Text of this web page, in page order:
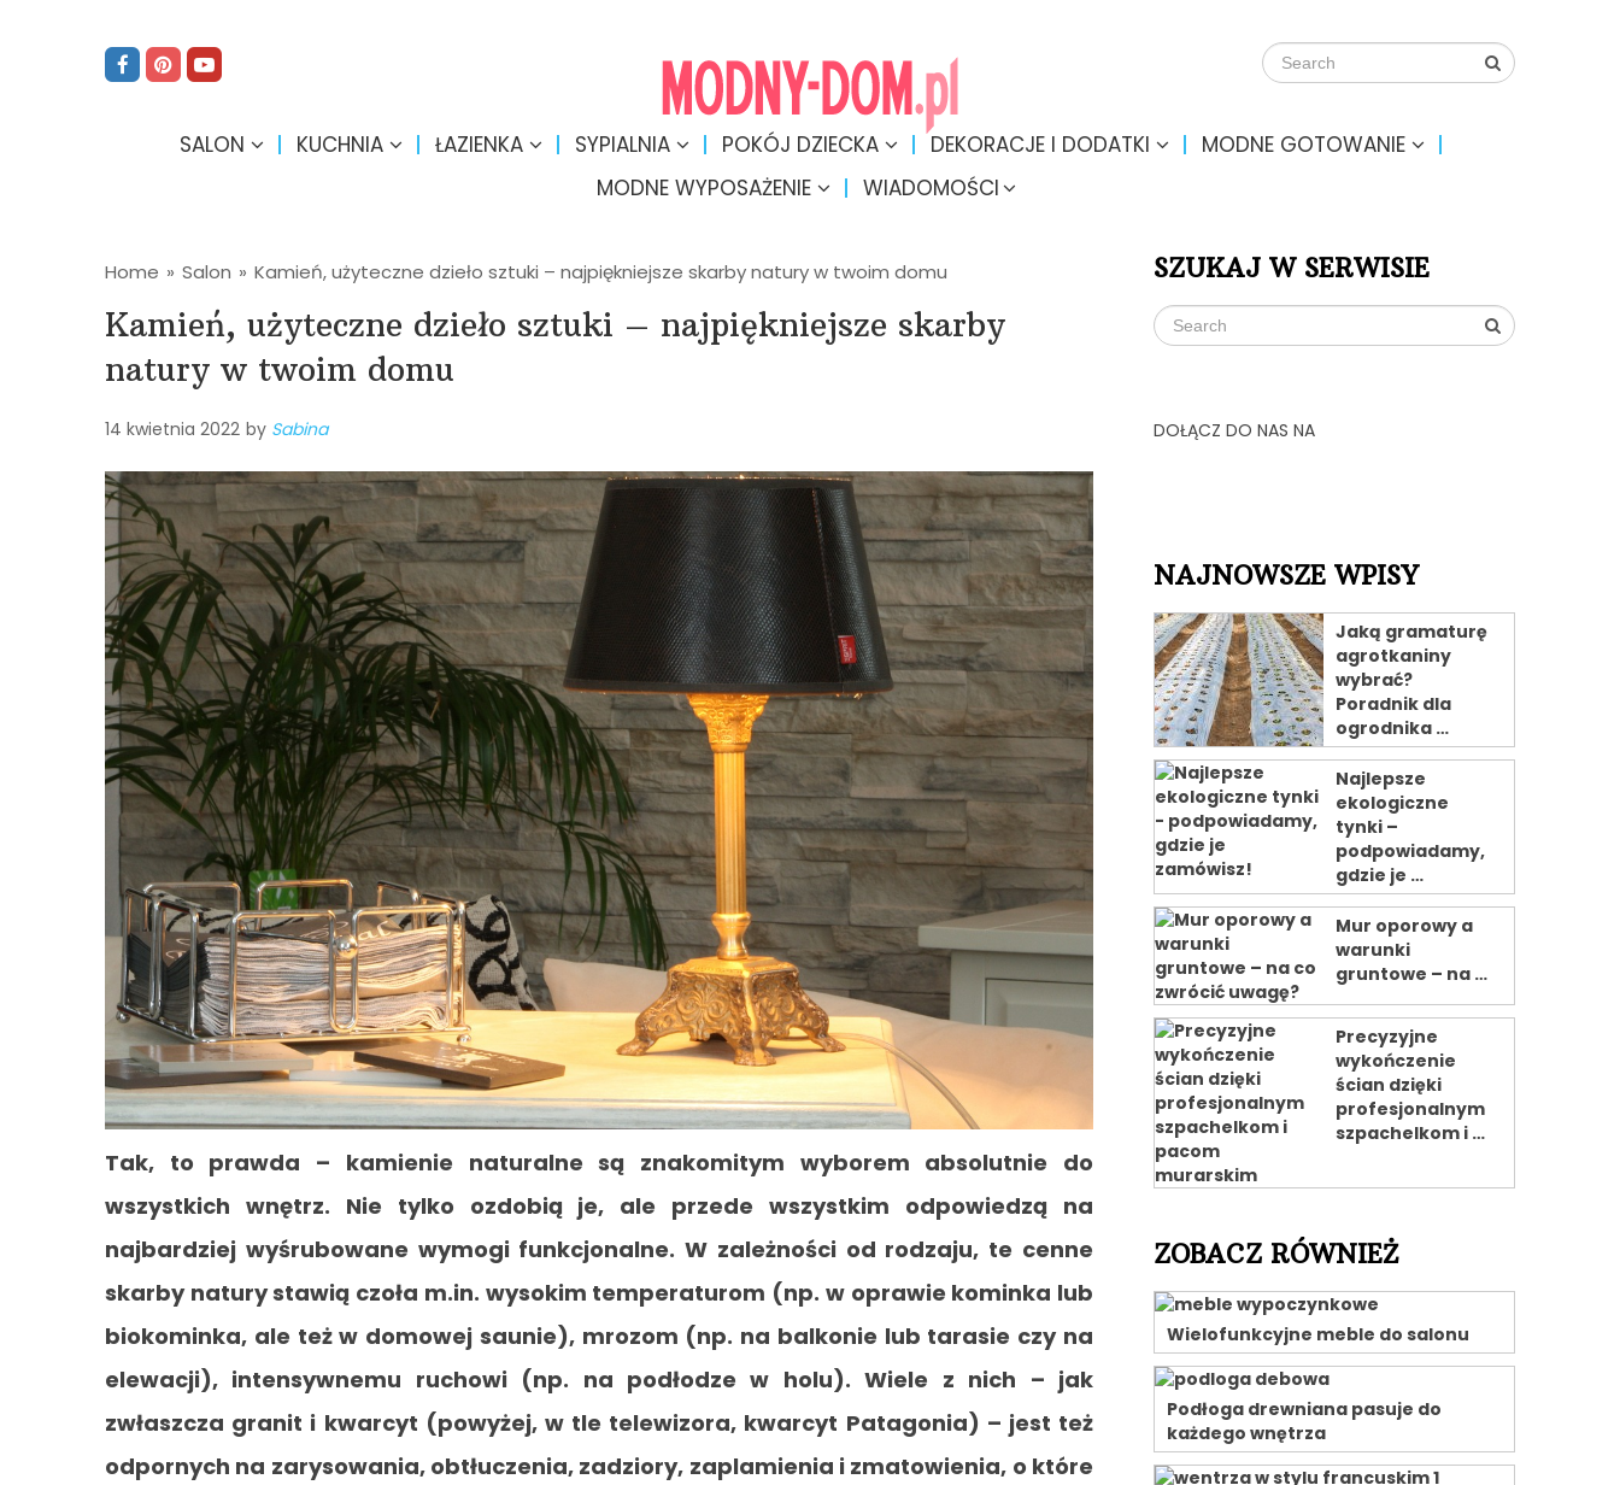
SALON KUCHNIA ŁAZIENKA SYPIALNIA POKÓJ DZIECKA DEKORACJE I DODATKI
MODNE GOTOWANIE
MODNE WYPOSAŻENIE
WIADOMOŚCI
Home » Salon » Kamień, użyteczne dzieło sztuki – najpiękniejsze skarby natury w twoim domu
Kamień, użyteczne dzieło sztuki – najpiękniejsze skarby
natury w twoim domu
14 kwietnia 2022 by Sabina
Tak, to prawda – kamienie naturalne są znakomitym wyborem absolutnie do
wszystkich wnętrz. Nie tylko ozdobią je, ale przede wszystkim odpowiedzą na
najbardziej wyśrubowane wymogi funkcjonalne. W zależności od rodzaju, te cenne
skarby natury stawią czoła m.in. wysokim temperaturom (np. w oprawie kominka lub
biokominka, ale też w domowej saunie), mrozom (np. na balkonie lub tarasie czy na
elewacji), intensywnemu ruchowi (np. na podłodze w holu). Wiele z nich – jak
zwłaszcza granit i kwarcyt (powyżej, w tle telewizora, kwarcyt Patagonia) – jest też
odpornych na zarysowania, obtłuczenia, zadziory, zaplamienia i zmatowienia, o które
SZUKAJ W SERWISIE
DOŁĄCZ DO NAS NA
NAJNOWSZE WPISY
Jaką gramaturę
agrotkaniny
wybrać?
Poradnik dla
ogrodnika …
Najlepsze
ekologiczne
tynki –
podpowiadamy,
gdzie je …
Mur oporowy a
warunki
gruntowe – na …
Precyzyjne
wykończenie
ścian dzięki
profesjonalnym
szpachelkom i …
ZOBACZ RÓWNIEŻ
Wielofunkcyjne meble do salonu
Podłoga drewniana pasuje do
każdego wnętrza